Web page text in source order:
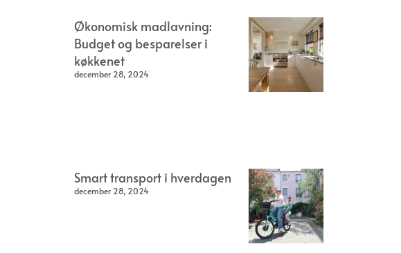
Økonomisk madlavning:
Budget og besparelser i
køkkenet
december 28, 2024
Smart transport i hverdagen
december 28, 2024